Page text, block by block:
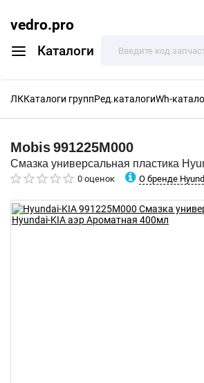
vedro.pro
Каталоги
ЛККаталоги группРед.каталогиWh-
Mobis991225M000
Смазка универсальная пластика
0 оценок О бренде